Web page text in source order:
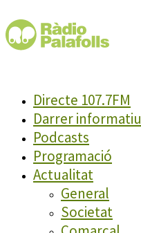
Directe 107.7FM
Darrer informatiu
Podcasts
Programació
Actualitat
General
Societat